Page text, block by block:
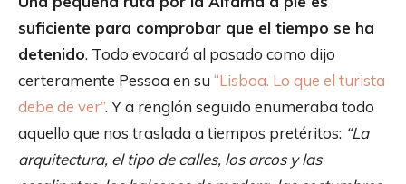
suficiente para comprobar que el tiempo se ha
detenido. Todo evocará al pasado como dijo
certeramente Pessoa en su “Lisboa. Lo que el turista
debe de ver”. Y a renglón seguido enumeraba todo
aquello que nos traslada a tiempos pretéritos: “La
arquitectura, el tipo de calles, los arcos y las